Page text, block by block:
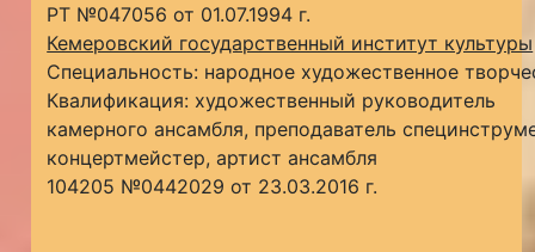
РТ №047056 от 01.07.1994 г.
Кемеровский государственный институт культуры
Специальность: народное художественное
Квалификация: художественный руководитель
камерного ансамбля, преподаватель
концертмейстер, артист ансамбля
104205 №0442029 от 23.03.2016 г.